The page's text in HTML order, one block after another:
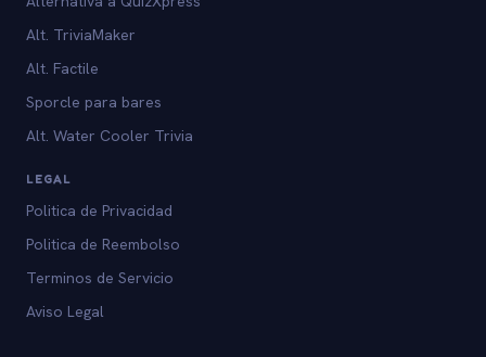
Alt. TriviaMaker
Alt. Factile
Sporcle para bares
Alt. Water Cooler Trivia
LEGAL
Politica de Privacidad
Politica de Reembolso
Terminos de Servicio
Aviso Legal